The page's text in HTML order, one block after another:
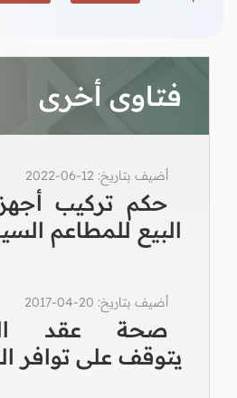
فتاوى أخرى
أضيف بتاريخ: 12-06-2022
حكم تركيب
البيع للمطاعم
أضيف بتاريخ: 20-04-2017
صحة عقد
يتوقف على توافر